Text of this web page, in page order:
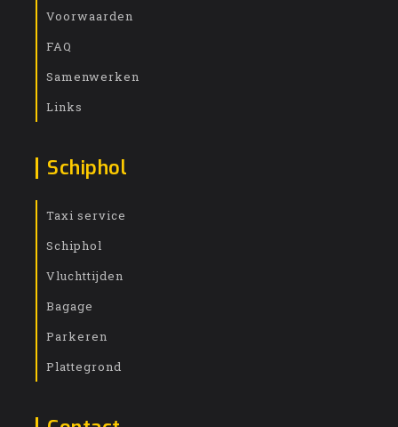
Voorwaarden
FAQ
Samenwerken
Links
Schiphol
Taxi service
Schiphol
Vluchttijden
Bagage
Parkeren
Plattegrond